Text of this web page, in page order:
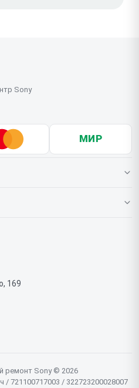
Sony
МИР
169
ремонт Sony © 2026
721100717003 / 322723200028007